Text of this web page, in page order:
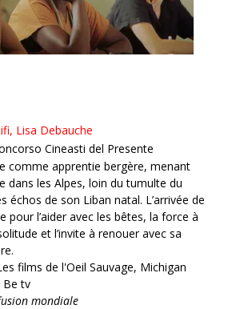
Lisa Debauche
Cineasti del Presente
comme apprentie bergère, menant
dans les Alpes, loin du tumulte du
échos de son Liban natal. L’arrivée de
pour l’aider avec les bêtes, la force à
et l’invite à renouer avec sa
films de l'Oeil Sauvage, Michigan
tv
mondiale